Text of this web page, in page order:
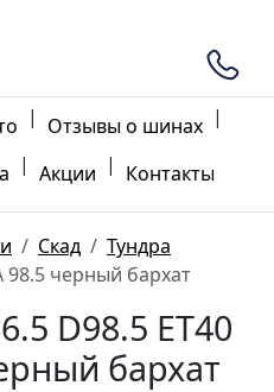
| Отзывы о шинах |
| Акции | Контакты
Скад
Тундра
98.5 черный бархат
D98.5 ET40
бархат